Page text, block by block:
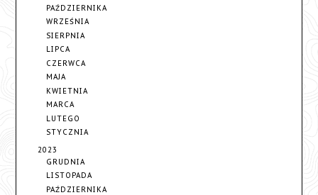
PAŹDZIERNIKA
WRZEŚNIA
SIERPNIA
LIPCA
CZERWCA
MAJA
KWIETNIA
MARCA
LUTEGO
STYCZNIA
2023
GRUDNIA
LISTOPADA
PAŹDZIERNIKA